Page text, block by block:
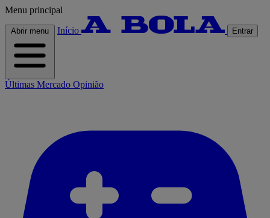
Menu principal
Abrir menu Início Entrar
Últimas Mercado Opinião